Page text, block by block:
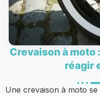
Crevaison à moto
réagir
Une crevaison à moto